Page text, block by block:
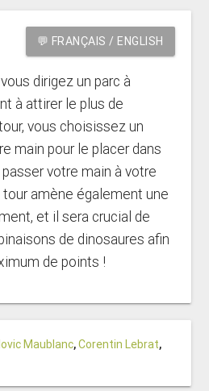
💬 FRANÇAIS / ENGLISH
dirigez un parc à
à attirer le plus de
vous choisissez un
main pour le placer dans
votre main à votre
amène également une
et il sera crucial de
de dinosaures afin
de points !
Maublanc,Corentin Lebrat,